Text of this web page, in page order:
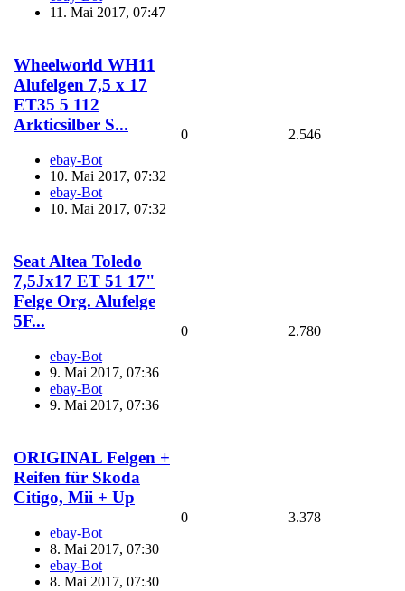
11. Mai 2017, 07:47
Wheelworld WH11
Alufelgen 7,5 x 17
ET35 5 112
Arkticsilber S...
ebay-Bot
10. Mai 2017, 07:32
ebay-Bot
10. Mai 2017, 07:32
0 2.546
Seat Altea Toledo
7,5Jx17 ET 51 17"
Felge Org. Alufelge
5F...
ebay-Bot
9. Mai 2017, 07:36
ebay-Bot
9. Mai 2017, 07:36
0 2.780
ORIGINAL Felgen +
Reifen für Skoda
Citigo, Mii + Up
ebay-Bot
8. Mai 2017, 07:30
ebay-Bot
8. Mai 2017, 07:30
0 3.378